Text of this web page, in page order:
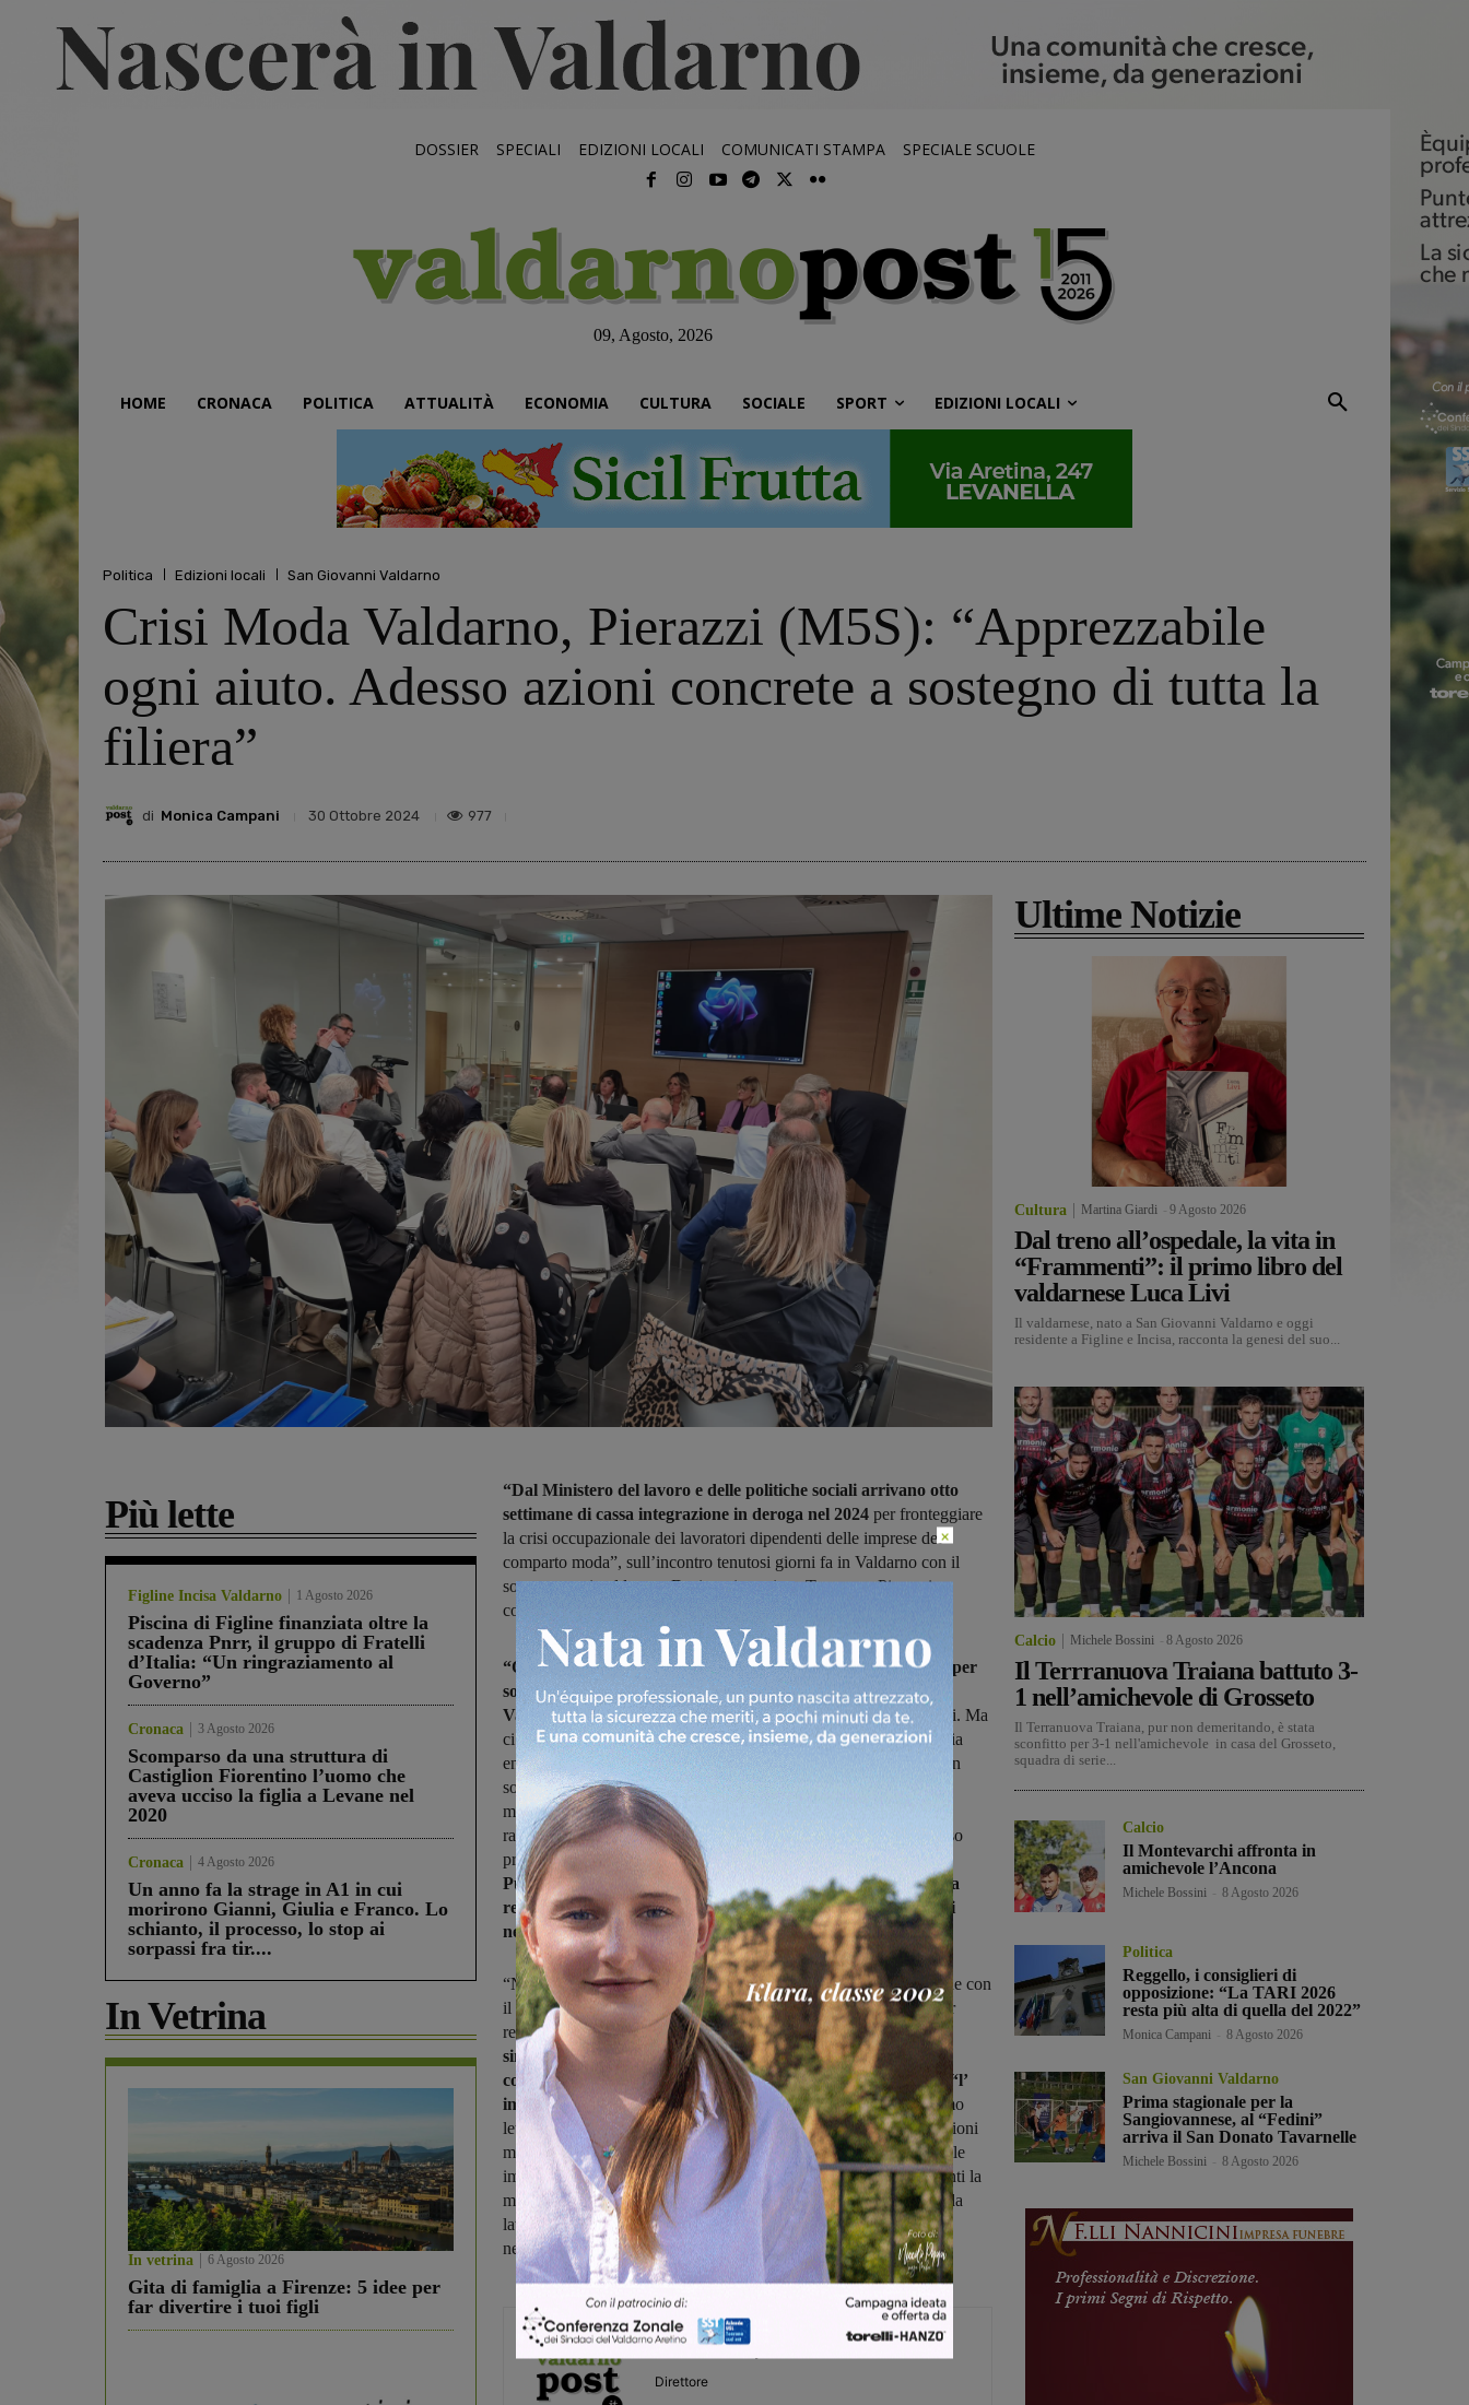
DOSSIER SPECIALI EDIZIONI LOCALI COMUNICATI STAMPA SPECIALE SCUOLE
09, Agosto, 2026
HOME CRONACA POLITICA ATTUALITÀ ECONOMIA CULTURA SOCIALE SPORT EDIZIONI LOCALI
Politica Edizioni locali San Giovanni Valdarno
Crisi Moda Valdarno, Pierazzi (M5S): “Apprezzabile
ogni aiuto. Adesso azioni concrete a sostegno di tutta la
filiera”
di Monica Campani 30 Ottobre 2024 977
Più lette
Figline Incisa Valdarno 1 Agosto 2026
Piscina di Figline finanziata oltre la
scadenza Pnrr, il gruppo di Fratelli
d’Italia: “Un ringraziamento al
Governo”
Cronaca 3 Agosto 2026
Scomparso da una struttura di
Castiglion Fiorentino l’uomo che
aveva ucciso la figlia a Levane nel
2020
Cronaca 4 Agosto 2026
Un anno fa la strage in A1 in cui
morirono Gianni, Giulia e Franco. Lo
schianto, il processo, lo stop ai
sorpassi fra tir....
In Vetrina
In vetrina 6 Agosto 2026
Gita di famiglia a Firenze: 5 idee per
far divertire i tuoi figli
“Dal Ministero del lavoro e delle politiche sociali arrivano otto
settimane di cassa integrazione in deroga nel 2024 per fronteggiare
la crisi occupazionale dei lavoratori dipendenti delle imprese del
comparto moda”, sull’incontro tenutosi giorni fa in Valdarno con il
sottosegretario al lavoro Durigon interviene Tommaso Pierazzi
coordinatore provinciale di M5S.
“Qualunque aiuto messo in campo lo riteniamo apprezzabile per
sostenere un comparto in crisi come quello della moda che in
Valdarno tocca tante famiglie. Quasi il 25% degli occupati totali. Ma
ci preoccupiamo nel momento stesso che un’azione così risicata sia
enfatizzata senza avere rassicurazioni sui passi successivi e cioè un
sostegno maggiormente strutturato su tutta la filiera del comparto
moda. A quel tavolo oltre ai sindaci della vallata c’erano i
rappresentanti delle categorie economiche che invece hanno mosso
precise tipologie di interventi a salvaguardia dell’intera filiera.
Purtroppo è l’ultima manovra di bilancio a preoccuparci sulla
reale volontà di questo governo nel voler individuare le azioni
necessarie a sostegno del Paese”.
“Non a caso nel confronto di ieri è tornato centrale l’interlocuzione con
il sistema bancario per un accesso alla liquidità che permetta di far
respirare le imprese. Ci stupiscono anche le affermazioni della
sindaca di Montevarchi che alla domanda posta sul mancato
coinvolgimento dei sindacati ha detto che non ha preclusioni “l’
importante però è che si sia propositivi”.Da quello che abbiamo
letto, i sindacati hanno evidenziato che “moda” non è solo confezioni
ma anche pelletteria, calzaturifici, accessori e in modo particolare le
imprese metalmeccaniche. Perché come hanno già ricordato in tanti la
moda in Valdarno è una vera e propria filiera con un indotto che da
lavoro anche a interi nuclei familiari. Per questo condividiamo la
necessità di rivedere i codici Ateco coinvolti”.
Monica Campani
Direttore
Ultime Notizie
Cultura Martina Giardi 9 Agosto 2026
Dal treno all’ospedale, la vita in
“Frammenti”: il primo libro del
valdarnese Luca Livi
Il valdarnese, nato a San Giovanni Valdarno e oggi
residente a Figline e Incisa, racconta la genesi del suo...
Calcio Michele Bossini 8 Agosto 2026
Il Terrranuova Traiana battuto 3-
1 nell’amichevole di Grosseto
Il Terranuova Traiana, pur non demeritando, è stata
sconfitto per 3-1 nell'amichevole in casa del Grosseto,
squadra di serie...
Calcio
Il Montevarchi affronta in
amichevole l’Ancona
Michele Bossini 8 Agosto 2026
Politica
Reggello, i consiglieri di
opposizione: “La TARI 2026
resta più alta di quella del 2022”
Monica Campani 8 Agosto 2026
San Giovanni Valdarno
Prima stagionale per la
Sangiovannese, al “Fedini”
arriva il San Donato Tavarnelle
Michele Bossini 8 Agosto 2026
×